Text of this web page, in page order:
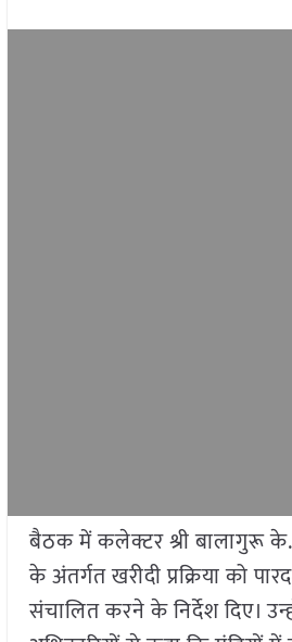
बैठक में कलेक्टर श्री बालागुरू के.
के अंतर्गत खरीदी प्रक्रिया को
संचालित करने के निर्देश दिए।